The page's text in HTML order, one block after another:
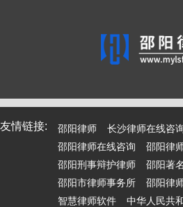
友情链接: 邵阳律师 长沙律师在线咨
邵阳律师在线咨询
邵阳律
邵阳刑事辩护律师
邵阳著
邵阳市律师事务所
邵阳律
智慧律师软件
中华人民共